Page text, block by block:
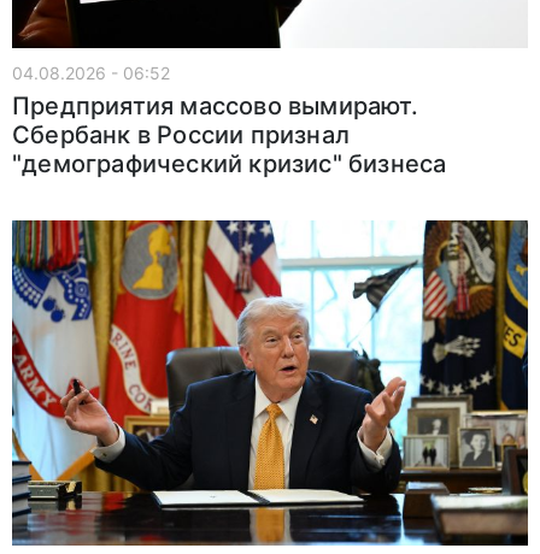
04.08.2026 - 06:52
Предприятия массово вымирают.
Сбербанк в России признал
"демографический кризис" бизнеса